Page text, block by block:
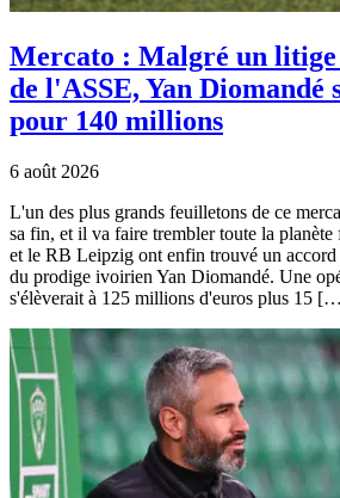
Mercato : Malgré un litige
de l'ASSE, Yan Diomandé
pour 140 millions
6 août 2026
L'un des plus grands feuilletons de ce
sa fin, et il va faire trembler toute la
et le RB Leipzig ont enfin trouvé un
du prodige ivoirien Yan Diomandé. Une
s'élèverait à 125 millions d'euros plus 15